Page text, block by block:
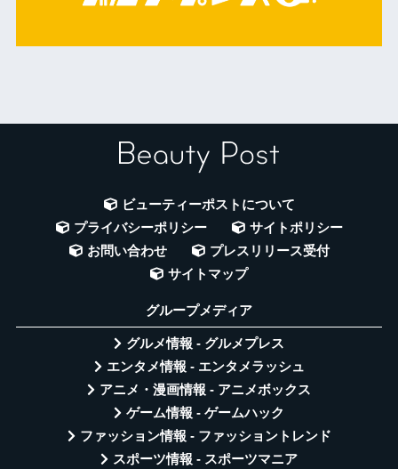
ビューティーポストについて
プライバシーポリシー
サイトポリシー
お問い合わせ
プレスリリース受付
サイトマップ
グループメディア
グルメ情報 - グルメプレス
エンタメ情報 - エンタメラッシュ
アニメ・漫画情報 - アニメボックス
ゲーム情報 - ゲームハック
ファッション情報 - ファッショントレンド
スポーツ情報 - スポーツマニア